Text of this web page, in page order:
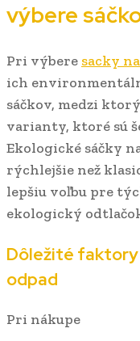
výbere
Pri výbere sacky
ich
sáčkov, medzi
varianty, ktoré sú
Ekologické sáčky
rýchlejšie než
lepšiu voľbu pre
ekologický
Dôležité faktory
odpad
Pri nákupe